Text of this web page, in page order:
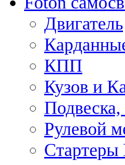
Двигатель
КПП
Кузов и
Рулевой
Стартеры